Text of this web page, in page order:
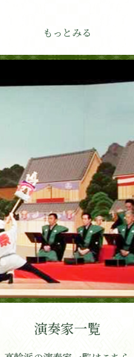
眠されました。享年85歳
表会
開演
サート2025
もっとみる
演奏家一覧